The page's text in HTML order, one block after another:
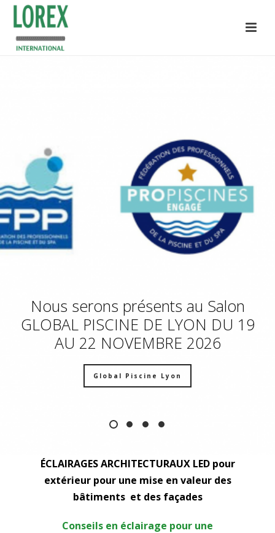
Nous serons présents au Salon
GLOBAL PISCINE DE LYON DU 19
AU 22 NOVEMBRE 2026
Global Piscine Lyon
ÉCLAIRAGES ARCHITECTURAUX LED pour
extérieur pour une mise en valeur des
bâtiments et des façades
Conseils en éclairage pour une